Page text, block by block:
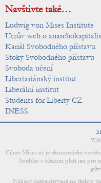
Navštivte také…
Ludwig von Mises Institute
Urzův web o
Kanál Svobodného přístavu
Stoky Svobodného přístavu
Svoboda učení
Libertariánský institut
Liberální institut
Students for Liberty CZ
INESS
Cílem Mises.cz je ekonomická
Souhlas s šířením platí jen pro
Názory prezentované na těchto